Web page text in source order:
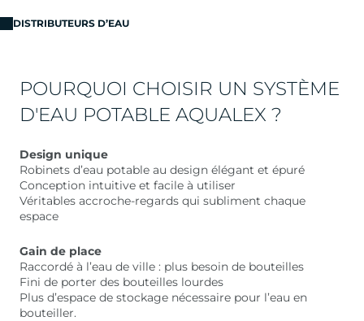
DISTRIBUTEURS D’EAU
POURQUOI CHOISIR UN SYSTÈME
D'EAU POTABLE AQUALEX ?
Design unique
Robinets d’eau potable au design élégant et épuré
Conception intuitive et facile à utiliser
Véritables accroche-regards qui subliment chaque
espace
Gain de place
Raccordé à l’eau de ville : plus besoin de bouteilles
Fini de porter des bouteilles lourdes
Plus d’espace de stockage nécessaire pour l’eau en
bouteiller.